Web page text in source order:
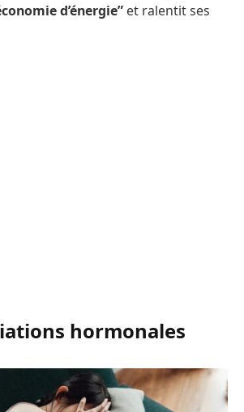
d’énergie” et ralentit ses
hormonales